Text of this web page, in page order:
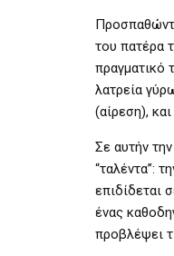
του πατέρα
πραγματικό
λατρεία
(αίρεση),
Σε αυτήν
“ταλέντα”:
επιδίδεται
ένας
προβλέψει